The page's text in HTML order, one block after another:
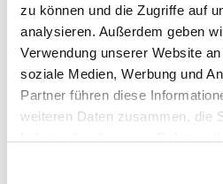
zu können und die Zugriffe auf
analysieren. Außerdem geben
Verwendung unserer Website
soziale Medien, Werbung und
Partner führen diese
weiteren Daten zusammen, die